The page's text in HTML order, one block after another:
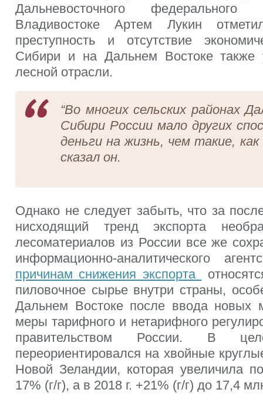
Дальневосточного федерального
Владивостоке Артем Лукин
преступность и отсутствие
Сибири и на Дальнем Востоке также
лесной отрасли.
“Во многих сельских районах
Сибири России мало других
деньги на жизнь, чем такие,
сказал он.
Однако не следует забыть, что за
нисходящий тренд экспорта
лесоматериалов из России все же
информационно-аналитического
причинам снижения экспорта
пиловочное сырье внутри страны,
Дальнем Востоке после ввода новых
меры тарифного и нетарифного
правительством России. В
переориентировался на хвойные
Новой Зеландии, которая увеличила
17% (г/г), а в 2018 г. +21% (г/г) до 17,4